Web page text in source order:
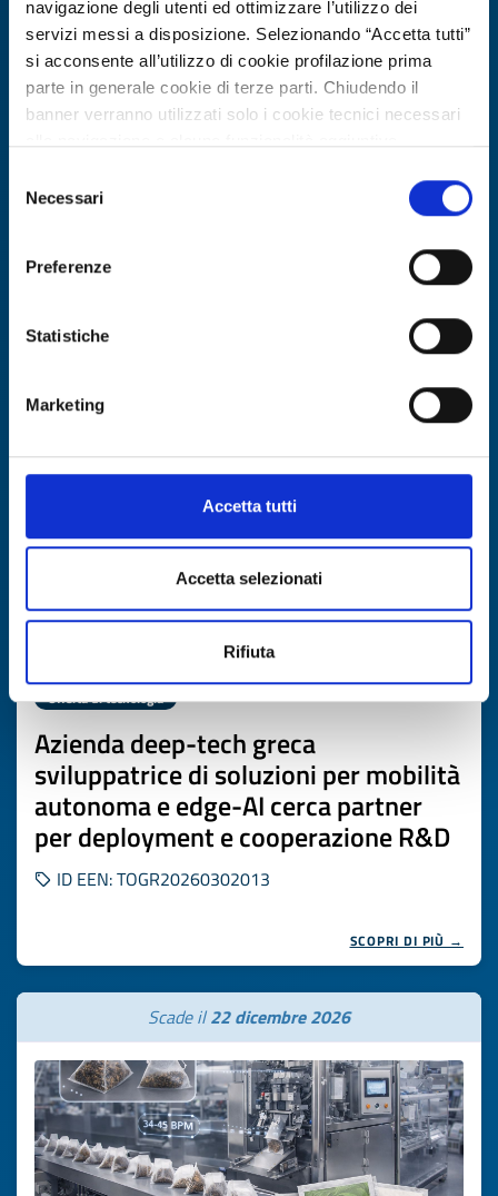
navigazione degli utenti ed ottimizzare l’utilizzo dei
servizi messi a disposizione. Selezionando “Accetta tutti”
si acconsente all’utilizzo di cookie profilazione prima
parte in generale cookie di terze parti. Chiudendo il
banner verranno utilizzati solo i cookie tecnici necessari
Per conoscere i dettagli, consulta la nostra cookie policy.
https://www.openinnovation.regione.lombardia.it/it/co
https://www.openinnovation.regione.lombardia.it/it/pr
delNecessari
Preferenze
Statistiche
Marketing
Accetta tutti
Accetta selezionati
Rifiuta
Ricerca fornitore
filamenti polimerici riciclati per
ID EEN: BRBG20260330023
SCOPRI DI PIÙ →
Offerta di tecnologia
Azienda deep-tech greca
sviluppatrice di soluzioni per mobilità
autonoma e edge-AI cerca partner
per deployment e cooperazione R&D
ID EEN: TOGR20260302013
SCOPRI DI PIÙ →
Scade il22 dicembre 2026